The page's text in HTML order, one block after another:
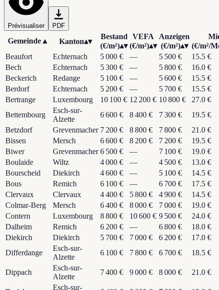
Prévisualiser PDF
Gemeinde▲ Kanton▴▾
Bestand
(€/m²)▴▾
VEFA
(€/m²)▴▾
Anzeigen
(€/m²)▴▾ (€/m²/
Beaufort
Echternach 5 000 € — 5 500 €
15.5 €
Bech
Echternach 5 300 € — 5 800 €
16.0 €
Beckerich
Redange 5 100 € — 5 600 €
15.5 €
Berdorf
Echternach 5 200 € — 5 700 €
15.5 €
Bertrange
Luxembourg 10 100 € 12 200 € 10 800 €
27.0 €
Bettembourg
Esch-sur-
Alzette
6 600 € 8 400 € 7 300 €
19.5 €
Betzdorf
Grevenmacher 7 200 € 8 800 € 7 800 €
21.0 €
Bissen
Mersch 6 600 € 8 200 € 7 200 €
19.5 €
Biwer
Grevenmacher 6 500 € — 7 100 €
19.0 €
Boulaide
Wiltz 4 000 € — 4 500 €
13.0 €
Bourscheid
Diekirch 4 600 € — 5 100 €
14.5 €
Bous
Remich 6 100 € — 6 700 €
17.5 €
Clervaux
Clervaux 4 400 € 5 800 € 4 900 €
14.5 €
Colmar-Berg
Mersch 6 400 € 8 000 € 7 000 €
19.0 €
Contern
Luxembourg 8 800 € 10 600 € 9 500 €
24.0 €
Dalheim
Remich 6 200 € — 6 800 €
18.0 €
Diekirch
Diekirch 5 700 € 7 000 € 6 200 €
17.0 €
Differdange
Esch-sur-
Alzette
6 100 € 7 800 € 6 700 € 18.5 €
Dippach
Esch-sur-
Alzette
7 400 € 9 000 € 8 000 € 21.0 €
Esch-sur-